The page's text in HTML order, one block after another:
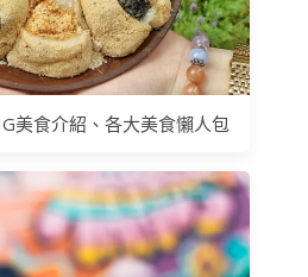
美食介紹、各大美食懶人包